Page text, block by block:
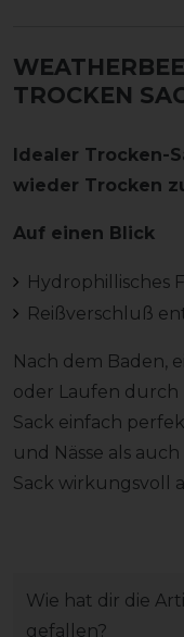
TROCKEN
Idealer Trocken-
wieder Trocken
Auf einen Blick
Hydrophillisches
Reißverschluß
Nach dem Baden,
oder Laufen durch
Sack einfach
und Nässe als
Sack wirkungsvoll
Wie hat dir die
gefallen?